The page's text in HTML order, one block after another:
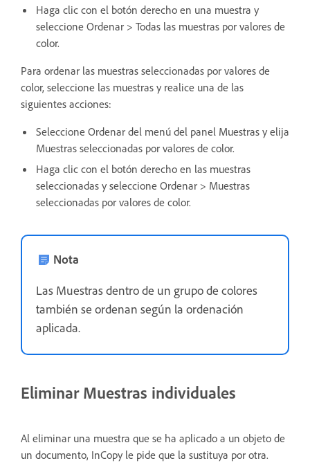
Haga clic con el botón derecho en una muestra y
seleccione Ordenar > Todas las muestras por valores de
color.
Para ordenar las muestras seleccionadas por valores de
color, seleccione las muestras y realice una de las
siguientes acciones:
Seleccione Ordenar del menú del panel Muestras y elija
Muestras seleccionadas por valores de color.
Haga clic con el botón derecho en las muestras
seleccionadas y seleccione Ordenar > Muestras
seleccionadas por valores de color.
Nota
Las Muestras dentro de un grupo de colores
también se ordenan según la ordenación
aplicada.
Eliminar Muestras individuales
Al eliminar una muestra que se ha aplicado a un objeto de
un documento, InCopy le pide que la sustituya por otra.